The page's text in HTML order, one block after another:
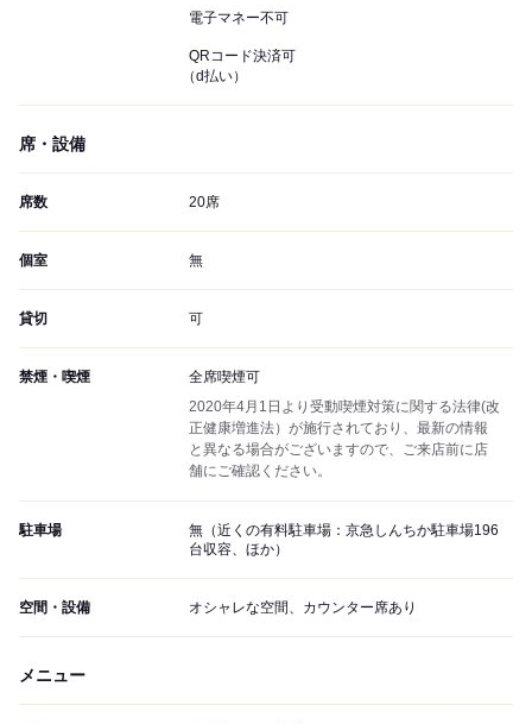
電子マネー不可
QRコード決済可
（d払い）
席・設備
席数 20席
個室 無
貸切 可
禁煙・喫煙
全席喫煙可
2020年4月1日より受動喫煙対策に関する法律(改
正健康増進法）が施行されており、最新の情報
と異なる場合がございますので、ご来店前に店
舗にご確認ください。
駐車場
無（近くの有料駐車場：京急しんちか駐車場196
台収容、ほか）
空間・設備 オシャレな空間、カウンター席あり
メニュー